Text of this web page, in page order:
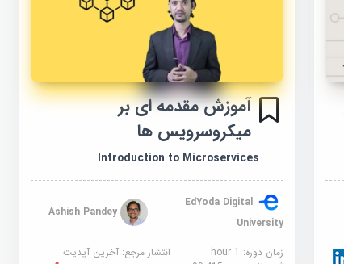
آموزش مقدمه ای بر
میکروسرویس ها
Introduction to Microservices
EdYoda Digital
University
Ashish Pandey
زمان دوره: 1 hour انتشار مرجع:آخرین آپدیت